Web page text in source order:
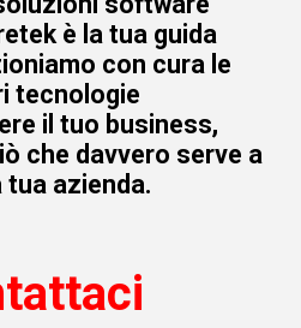
è la tua guida
con cura le
tecnologie
il tuo business,
che davvero serve a
tua azienda.